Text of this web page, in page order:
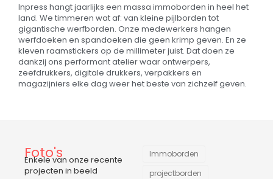
Inpress hangt jaarlijks een massa immoborden in heel het
land. We timmeren wat af: van kleine pijlborden tot
gigantische werfborden. Onze medewerkers hangen
werfdoeken en spandoeken die geen krimp geven. En ze
kleven raamstickers op de millimeter juist. Dat doen ze
dankzij ons performant atelier waar ontwerpers,
zeefdrukkers, digitale drukkers, verpakkers en
magazijniers elke dag weer het beste van zichzelf geven.
Foto's
Enkele van onze recente
projecten in beeld
Immoborden
projectborden